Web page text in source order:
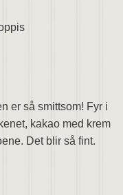
er så smittsom! Fyr i
kakao med krem
Det blir så fint.